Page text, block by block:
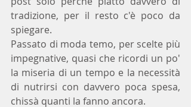
tradizione, per il resto c'è poco da
spiegare.
Passato di moda temo, per scelte più
impegnative, quasi che ricordi un po'
la miseria di un tempo e la necessità
di nutrirsi con davvero poca spesa,
chissà quanti la fanno ancora.